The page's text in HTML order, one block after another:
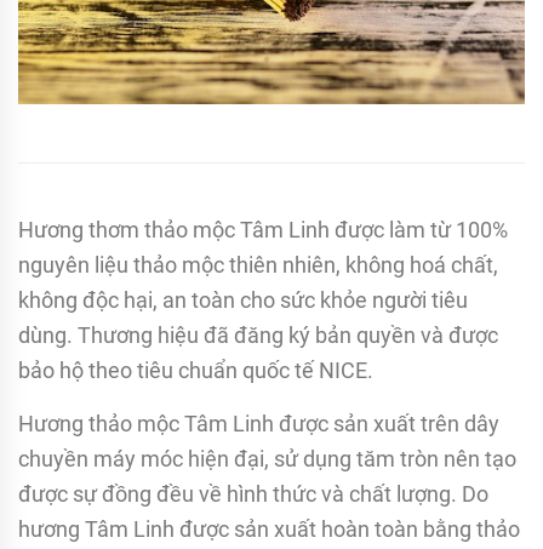
Hương thơm thảo mộc Tâm Linh được làm từ 100%
nguyên liệu thảo mộc thiên nhiên, không hoá chất,
không độc hại, an toàn cho sức khỏe người tiêu
dùng. Thương hiệu đã đăng ký bản quyền và được
bảo hộ theo tiêu chuẩn quốc tế NICE.
Hương thảo mộc Tâm Linh được sản xuất trên dây
chuyền máy móc hiện đại, sử dụng tăm tròn nên tạo
được sự đồng đều về hình thức và chất lượng. Do
hương Tâm Linh được sản xuất hoàn toàn bằng thảo